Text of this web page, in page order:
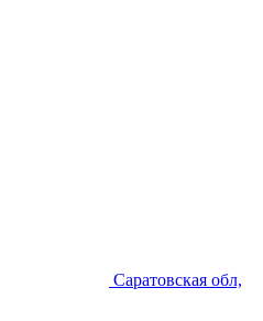
Саратовская обл,